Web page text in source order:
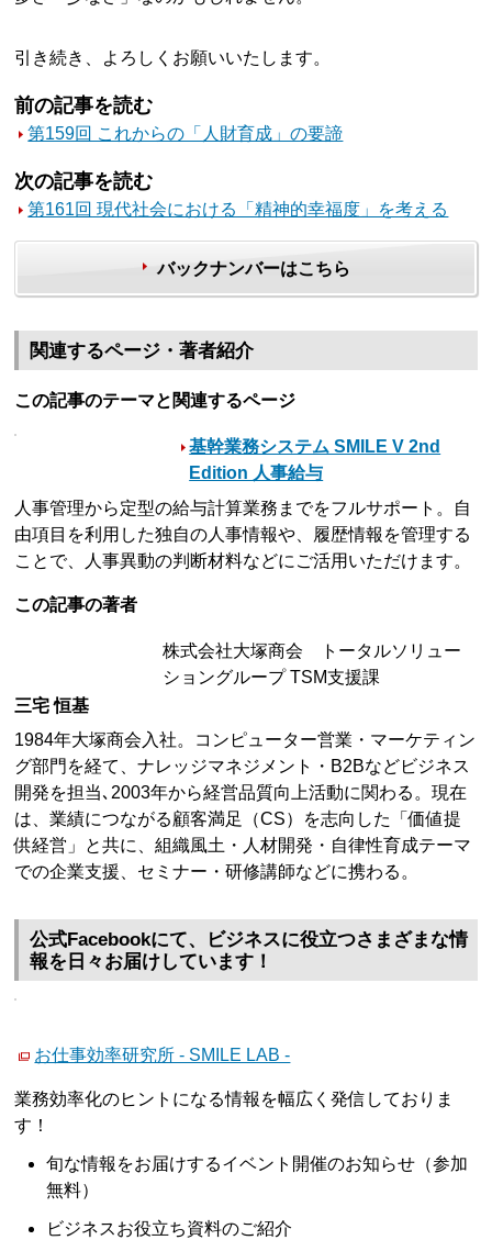
引き続き、よろしくお願いいたします。
前の記事を読む
第159回 これからの「人財育成」の要諦
次の記事を読む
第161回 現代社会における「精神的幸福度」を考える
バックナンバーはこちら
関連するページ・著者紹介
この記事のテーマと関連するページ
基幹業務システム SMILE V 2nd
Edition 人事給与
人事管理から定型の給与計算業務までをフルサポート。自
由項目を利用した独自の人事情報や、履歴情報を管理する
ことで、人事異動の判断材料などにご活用いただけます。
この記事の著者
株式会社大塚商会 トータルソリュー
ショングループ TSM支援課
三宅 恒基
1984年大塚商会入社。コンピューター営業・マーケティン
グ部門を経て、ナレッジマネジメント・B2Bなどビジネス
開発を担当､2003年から経営品質向上活動に関わる。現在
は、業績につながる顧客満足（CS）を志向した「価値提
供経営」と共に、組織風土・人材開発・自律性育成テーマ
での企業支援、セミナー・研修講師などに携わる。
公式Facebookにて、ビジネスに役立つさまざまな情
報を日々お届けしています！
お仕事効率研究所 - SMILE LAB -
業務効率化のヒントになる情報を幅広く発信しておりま
す！
旬な情報をお届けするイベント開催のお知らせ（参加
無料）
ビジネスお役立ち資料のご紹介